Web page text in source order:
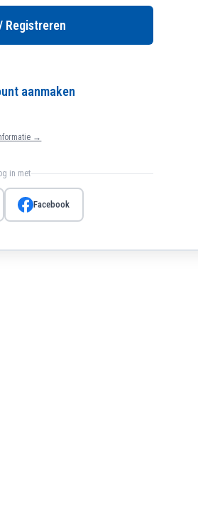
willen dan alleen een strandbezoek
Registreren
aanmaken
→
in met
Facebook